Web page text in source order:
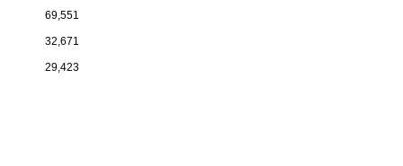
69,551
32,671
29,423